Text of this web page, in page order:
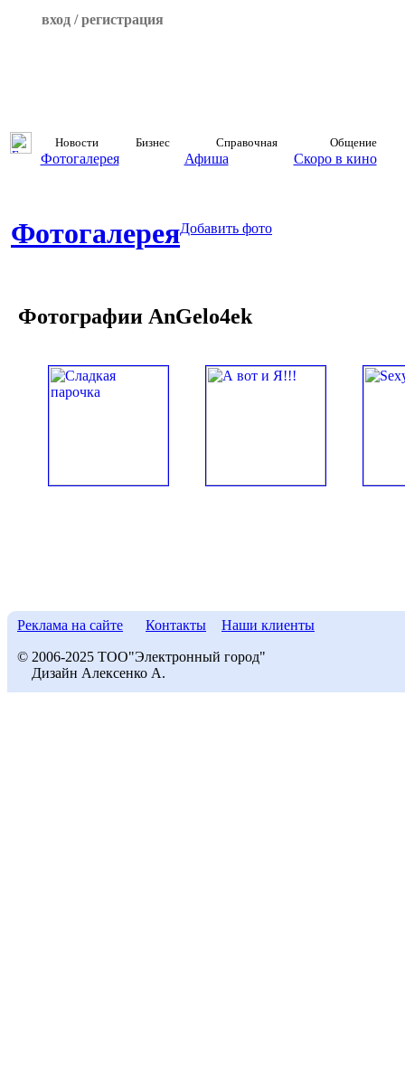
вход / регистрация
Новости Бизнес Справочная Общение
Фотогалерея Афиша Скоро в кино
ФотогалереяДобавить фото
Фотографии AnGelo4ek
Реклама на сайте Контакты Наши клиенты
© 2006-2025 ТОО"Электронный город"
Дизайн Алексенко А.